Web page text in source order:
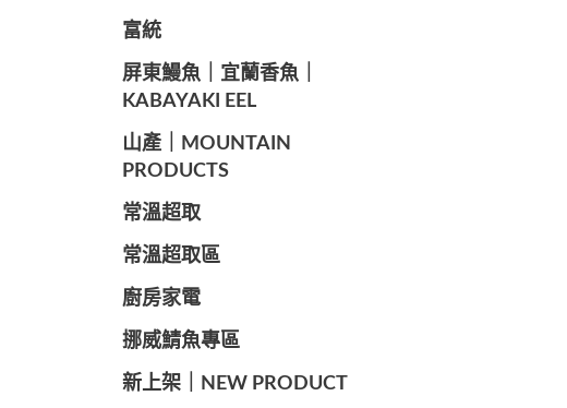
富統
️屏東鰻魚｜宜蘭香魚｜
KABAYAKI EEL
山產｜MOUNTAIN
PRODUCTS
常溫超取
常溫超取區
廚房家電
️挪威鯖魚專區
️新上架｜NEW PRODUCT